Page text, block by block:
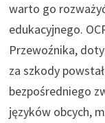
warto go
edukacyjnego.
Przewoźnika,
za szkody
bezpośredniego
języków obcych,